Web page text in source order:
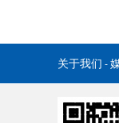
关于我们 -